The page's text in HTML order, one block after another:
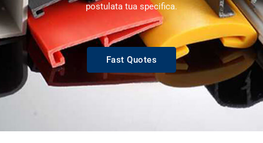
postulata tua specifica.
Fast Quotes